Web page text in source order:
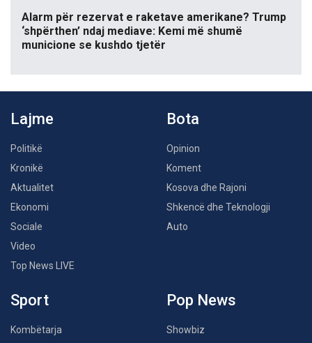
Alarm për rezervat e raketave amerikane? Trump
‘shpërthen’ ndaj mediave: Kemi më shumë
municione se kushdo tjetër
Lajme
Politikë
Kronikë
Aktualitet
Ekonomi
Sociale
Video
Top News LIVE
Bota
Opinion
Koment
Kosova dhe Rajoni
Shkencë dhe Teknologji
Auto
Sport
Kombëtarja
Pop News
Showbiz